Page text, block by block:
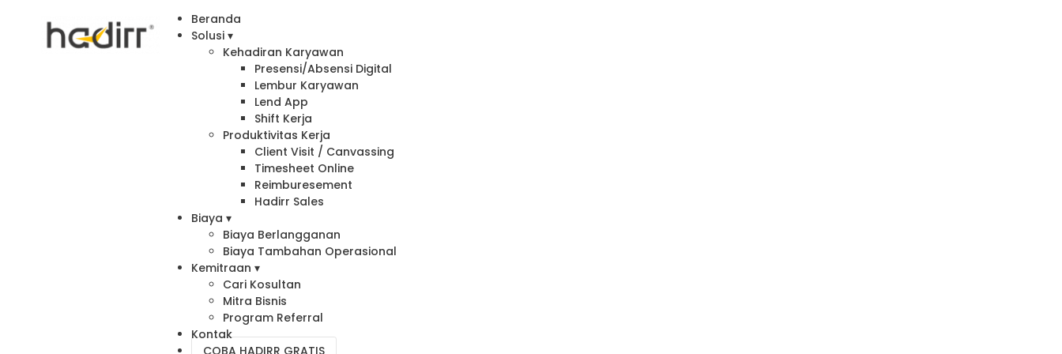
Beranda
Solusi ▾
Kehadiran Karyawan
Presensi/Absensi Digital
Lembur Karyawan
Lend App
Shift Kerja
Produktivitas Kerja
Client Visit / Canvassing
Timesheet Online
Reimburesement
Hadirr Sales
Biaya ▾
Biaya Berlangganan
Biaya Tambahan Operasional
Kemitraan ▾
Cari Kosultan
Mitra Bisnis
Program Referral
Kontak
COBA HADIRR GRATIS